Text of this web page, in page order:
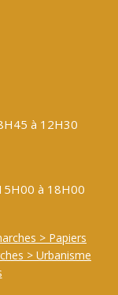
à 12H30
à 18H00
> Papiers
> Urbanisme